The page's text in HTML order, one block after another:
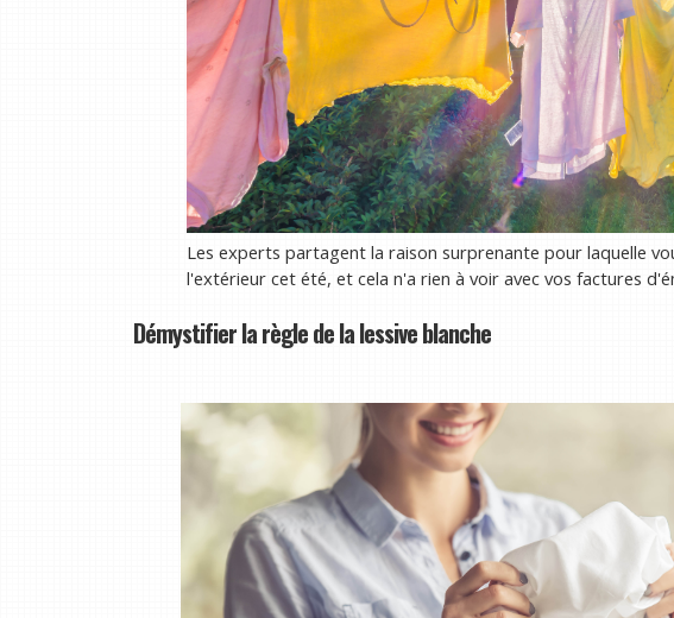
Les experts partagent la raison surprenante pour laquelle
l'extérieur cet été, et cela n'a rien à voir avec vos factures
Démystifier la règle de la lessive blanche